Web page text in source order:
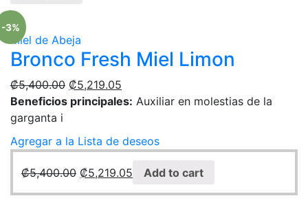
-3%
Miel de Abeja
Bronco Fresh Miel Limon
₡5,400.00 ₡5,219.05
Beneficios principales: Auxiliar en molestias de la
garganta i
Agregar a la Lista de deseos
₡5,400.00 ₡5,219.05 Add to cart